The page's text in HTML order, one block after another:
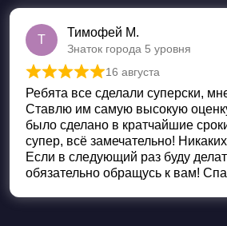
Т
Тимофей М.
Знаток города 5 уровня
Оценка5 из 5
16 августа
Ребята все сделали суперски,
Ставлю им самую высокую
было сделано в кратчайшие
супер, всё замечательно!
Если в следующий раз буду
обязательно обращусь к вам!